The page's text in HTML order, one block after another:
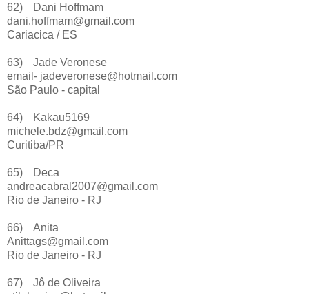
62)
Dani Hoffmam
dani.hoffmam@gmail.com
Cariacica / ES
63)
Jade Veronese
email- jadeveronese@hotmail.com
São Paulo - capital
64)
Kakau5169
michele.bdz@gmail.com
Curitiba/PR
65)
Deca
andreacabral2007@gmail.com
Rio de Janeiro - RJ
66)
Anita
Anittags@gmail.com
Rio de Janeiro - RJ
67)
Jô de Oliveira